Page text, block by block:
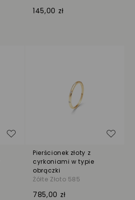
145,00 zł
Dodaj do listy życzeń
Pierścionek złoty z
cyrkoniami w typie
obrączki
Żółte Złoto 585
785,00 zł